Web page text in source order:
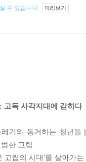
수 있습니다. 미리보기
고독 사각지대에 갇히다
기와 동거하는 청년들
한 고립
고립의 시대’를 살아가